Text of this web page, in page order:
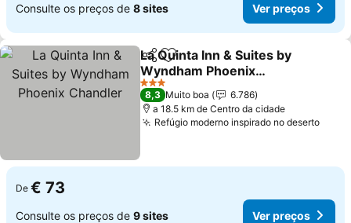
Consulte os preços de 8 sites Ver preços
PartilharAdicionar aos favoritos
La Quinta Inn & Suites by
Wyndham Phoenix
Chandler
3 Estrelas
8,3 Muito boa
6.786
a 18.5 km de Centro da cidade
Refúgio moderno inspirado no deserto
De € 73
Consulte os preços de 9 sites Ver preços